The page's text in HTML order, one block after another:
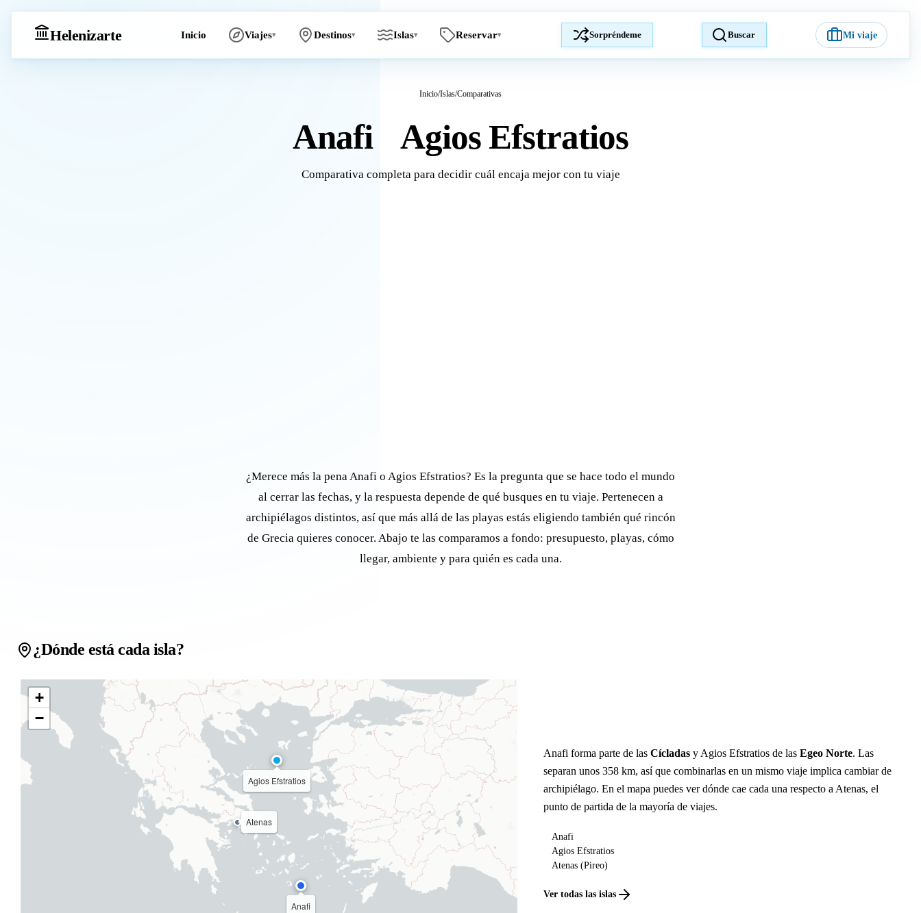
Helenizarte Inicio Viajes▾ Destinos▾ Islas▾ Reservar▾ Sorpréndeme Buscar Mi viaje
Inicio/Islas/Comparativas
Anafi Agios Efstratios
Comparativa completa para decidir cuál encaja mejor con tu viaje
¿Merece más la pena Anafi o Agios Efstratios? Es la pregunta que se hace todo el mundo
al cerrar las fechas, y la respuesta depende de qué busques en tu viaje. Pertenecen a
archipiélagos distintos, así que más allá de las playas estás eligiendo también qué rincón
de Grecia quieres conocer. Abajo te las comparamos a fondo: presupuesto, playas, cómo
llegar, ambiente y para quién es cada una.
¿Dónde está cada isla?
Anafi
Agios Efstratios
Atenas
+
−
Anafi forma parte de lasCícladas y Agios Efstratios de lasEgeo Norte. Las
separan unos 358 km, así que combinarlas en un mismo viaje implica cambiar de
archipiélago. En el mapa puedes ver dónde cae cada una respecto a Atenas, el
punto de partida de la mayoría de viajes.
Anafi
Agios Efstratios
Atenas (Pireo)
Ver todas las islas